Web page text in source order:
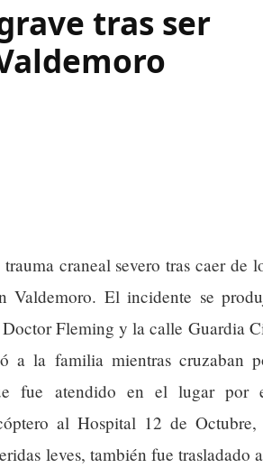
tras ser
craneal severo tras caer de
Valdemoro. El incidente se
Fleming y la calle Guardia
a la familia mientras cruzaban
fue atendido en el lugar por
al Hospital 12 de Octubre,
leves, también fue trasladado